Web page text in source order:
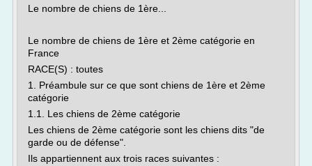
Le nombre de chiens de 1ère...
Le nombre de chiens de 1ère et 2ème catégorie en
France
RACE(S) : toutes
1. Préambule sur ce que sont chiens de 1ère et 2ème
catégorie
1.1. Les chiens de 2ème catégorie
Les chiens de 2ème catégorie sont les chiens dits "de
garde ou de défense".
Ils appartiennent aux trois races suivantes :